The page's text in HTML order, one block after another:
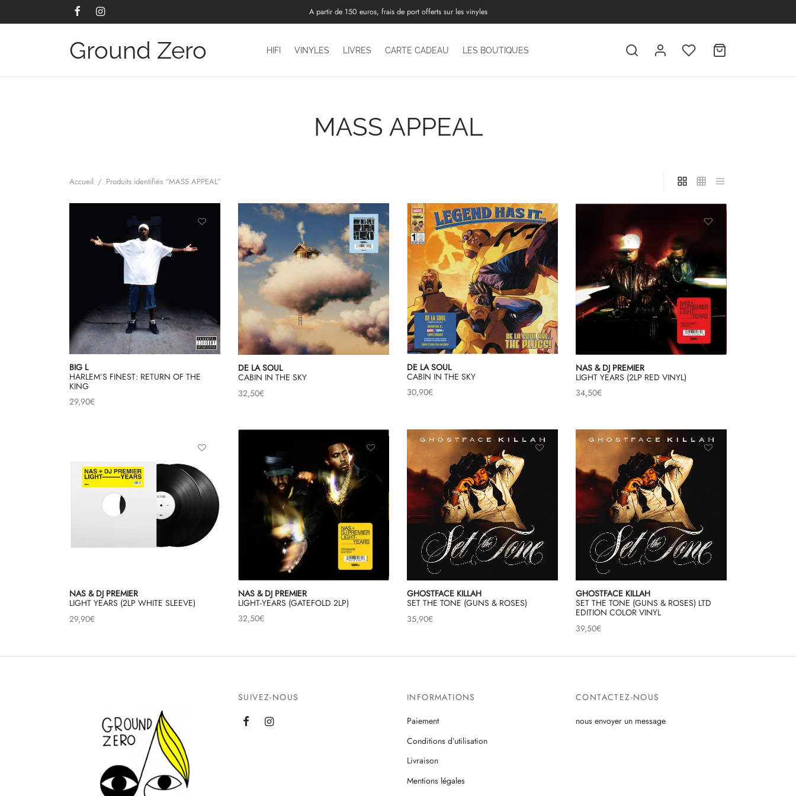
A partir de 150 euros, frais de port offerts sur les vinyles
Ground Zero HIFI VINYLES LIVRES CARTE CADEAU LES BOUTIQUES
MASS APPEAL
Accueil / Produits identifiés “MASS APPEAL”
BIG L
HARLEM’S FINEST: RETURN OF THE
KING
29,90€
DE LA SOUL
CABIN IN THE SKY
32,50€
DE LA SOUL
CABIN IN THE SKY
30,90€
NAS & DJ PREMIER
LIGHT YEARS (2LP RED VINYL)
34,50€
NAS & DJ PREMIER
LIGHT YEARS (2LP WHITE SLEEVE)
29,90€
NAS & DJ PREMIER
LIGHT-YEARS (GATEFOLD 2LP)
32,50€
GHOSTFACE KILLAH
SET THE TONE (GUNS & ROSES)
35,90€
GHOSTFACE KILLAH
SET THE TONE (GUNS & ROSES) LTD
EDITION COLOR VINYL
39,50€
SUIVEZ-NOUS INFORMATIONS
Paiement
Conditions d’utilisation
Livraison
Mentions légales
CONTACTEZ-NOUS
nous envoyer un message